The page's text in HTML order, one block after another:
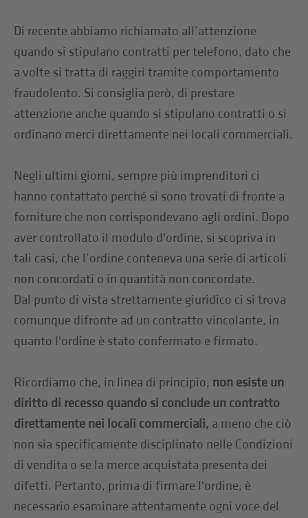
Di recente abbiamo richiamato all’attenzione
quando si stipulano contratti per telefono, dato che
a volte si tratta di raggiri tramite comportamento
fraudolento. Si consiglia però, di prestare
attenzione anche quando si stipulano contratti o si
ordinano merci direttamente nei locali commerciali.
Negli ultimi giorni, sempre più imprenditori ci
hanno contattato perché si sono trovati di fronte a
forniture che non corrispondevano agli ordini. Dopo
aver controllato il modulo d'ordine, si scopriva in
tali casi, che l’ordine conteneva una serie di articoli
non concordati o in quantità non concordate.
Dal punto di vista strettamente giuridico ci si trova
comunque difronte ad un contratto vincolante, in
quanto l'ordine è stato confermato e firmato.
Ricordiamo che, in linea di principio, non esiste un
diritto di recesso quando si conclude un contratto
direttamente nei locali commerciali, a meno che ciò
non sia specificamente disciplinato nelle Condizioni
di vendita o se la merce acquistata presenta dei
difetti. Pertanto, prima di firmare l'ordine, è
necessario esaminare attentamente ogni voce del